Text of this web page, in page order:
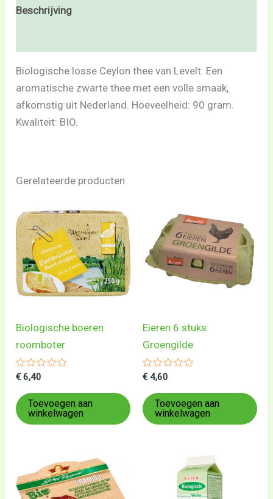
Beschrijving
Biologische losse Ceylon thee van Levelt. Een
aromatische zwarte thee met een volle smaak,
afkomstig uit Nederland. Hoeveelheid: 90 gram.
Kwaliteit: BIO.
Gerelateerde producten
Biologische boeren
roomboter
Gewaardeerd
uit
5
€ 6,40
Toevoegen aan
winkelwagen
Eieren 6 stuks
Groengilde
Gewaardeerd
uit
5
€ 4,60
Toevoegen aan
winkelwagen